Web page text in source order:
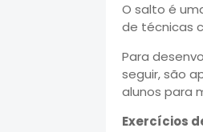
O salto é
de técnicas
Para
seguir, são
alunos para
Exercícios